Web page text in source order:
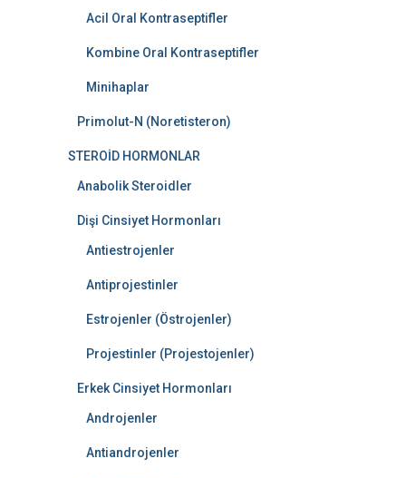
Acil Oral Kontraseptifler
Kombine Oral Kontraseptifler
Minihaplar
Primolut-N (Noretisteron)
STEROİD HORMONLAR
Anabolik Steroidler
Dişi Cinsiyet Hormonları
Antiestrojenler
Antiprojestinler
Estrojenler (Östrojenler)
Projestinler (Projestojenler)
Erkek Cinsiyet Hormonları
Androjenler
Antiandrojenler